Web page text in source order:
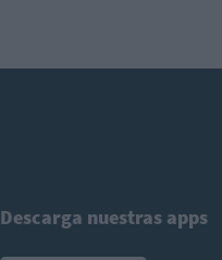
Descarga nuestras apps